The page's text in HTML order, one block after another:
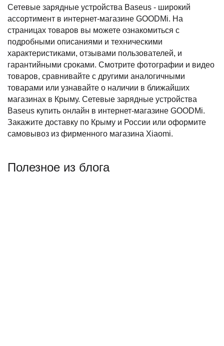
Сетевые зарядные устройства Baseus - широкий
ассортимент в интернет-магазине GOODMi. На
страницах товаров вы можете ознакомиться с
подробными описаниями и техническими
характеристиками, отзывами пользователей, и
гарантийными сроками. Смотрите фотографии и видео
товаров, сравнивайте с другими аналогичными
товарами или узнавайте о наличии в ближайших
магазинах в Крыму. Сетевые зарядные устройства
Baseus купить онлайн в интернет-магазине GOODMi.
Закажите доставку по Крыму и России или оформите
самовывоз из фирменного магазина Xiaomi.
Полезное из блога